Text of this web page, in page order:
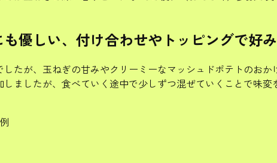
優しい、付け合わせやトッピングで好
たが、玉ねぎの甘みやクリーミーなマッシュドポテトのおか
ましたが、食べていく途中で少しずつ混ぜていくことで味変